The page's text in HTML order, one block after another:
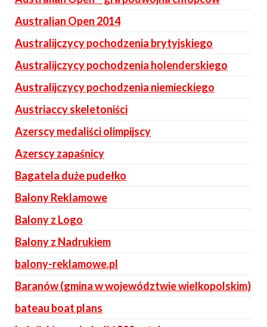
Australian Open 2014
Australijczycy pochodzenia brytyjskiego
Australijczycy pochodzenia holenderskiego
Australijczycy pochodzenia niemieckiego
Austriaccy skeletoniści
Azerscy medaliści olimpijscy
Azerscy zapaśnicy
Bagatela duże pudełko
Balony Reklamowe
Balony z Logo
Balony z Nadrukiem
balony-reklamowe.pl
Baranów (gmina w województwie wielkopolskim)
bateau boat plans